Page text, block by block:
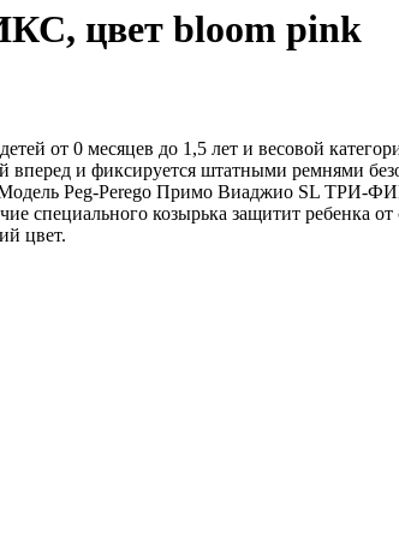
цвет bloom pink
от 0 месяцев до 1,5 лет и весовой
и фиксируется штатными ремнями
Модель Peg-Perego Примо Виаджио SL ТРИ-
специального козырька защитит ребенка от
цвет.